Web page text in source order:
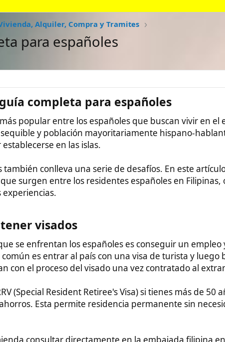
españoles
para españoles​
entre los españoles que buscan vivir en el extranjero. Con
y población mayoritariamente hispano-hablante, no es de
en las islas.
conlleva una serie de desafíos. En este artículo exploramos las
entre los residentes españoles en Filipinas, ofreciendo
los españoles es conseguir un empleo y tramitar el
entrar al país con una visa de turista y luego buscar trabajo,
Resident Retiree's Visa) si tienes más de 50 años y cumples
directamente en la embajada filipina en España. En el